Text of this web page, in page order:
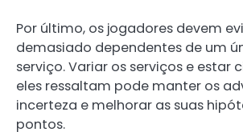
Por último, os jogadores devem
demasiado dependentes de um
serviço. Variar os serviços e estar
eles ressaltam pode manter os
incerteza e melhorar as suas
pontos.